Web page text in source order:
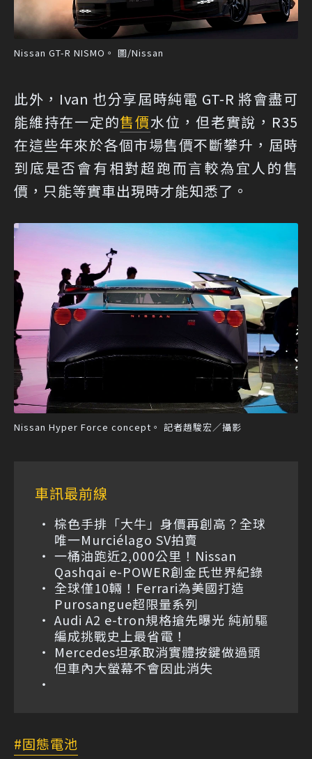
Nissan GT-R NISMO。 圖/Nissan
此外，Ivan 也分享屆時純電 GT-R 將會盡可
能維持在一定的售價水位，但老實說，R35
在這些年來於各個市場售價不斷攀升，屆時
到底是否會有相對超跑而言較為宜人的售
價，只能等實車出現時才能知悉了。
Nissan Hyper Force concept。 記者趙駿宏／攝影
車訊最前線
棕色手排「大牛」身價再創高？全球
唯一Murciélago SV拍賣
一桶油跑近2,000公里！Nissan
Qashqai e-POWER創金氏世界紀錄
全球僅10輛！Ferrari為美國打造
Purosangue超限量系列
Audi A2 e-tron規格搶先曝光 純前驅
編成挑戰史上最省電！
Mercedes坦承取消實體按鍵做過頭
但車內大螢幕不會因此消失
固態電池